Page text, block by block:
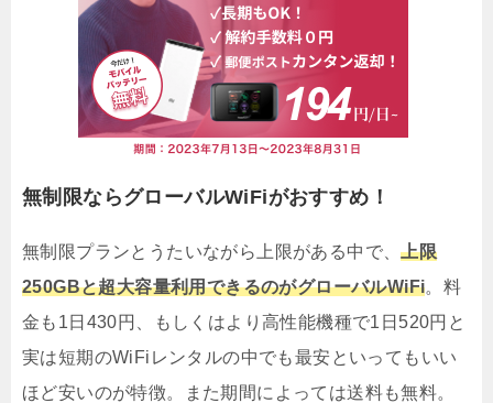
無制限ならグローバルWiFiがおすすめ！
無制限プランとうたいながら上限がある中で、上限
250GBと超大容量利用できるのがグローバルWiFi。料
金も1日430円、もしくはより高性能機種で1日520円と
実は短期のWiFiレンタルの中でも最安といってもいい
ほど安いのが特徴。また期間によっては送料も無料。